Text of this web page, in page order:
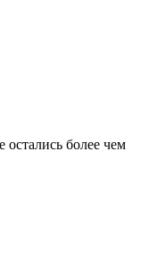
более чем